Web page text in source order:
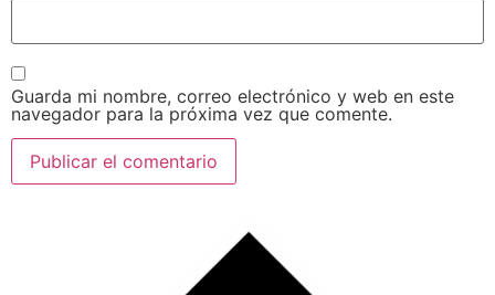
Guarda mi nombre, correo electrónico y web en este
navegador para la próxima vez que comente.